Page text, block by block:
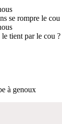
se rompre le cou
tient par le cou ?
à genoux